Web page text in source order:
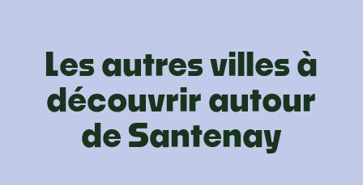
Les autres villes à
découvrir autour
de Santenay